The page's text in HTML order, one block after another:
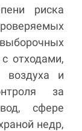
риска
отходами,
воздуха и
за
сфере
недр,